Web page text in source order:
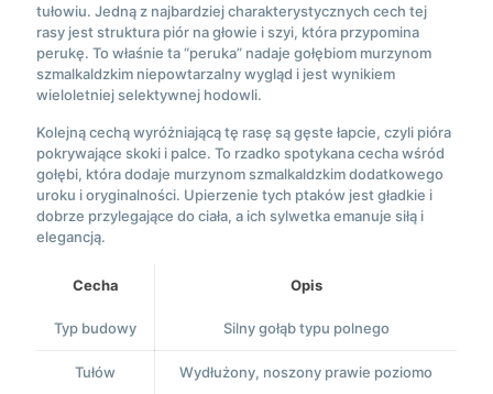
tułowiu. Jedną z najbardziej charakterystycznych cech tej
rasy jest struktura piór na głowie i szyi, która przypomina
perukę. To właśnie ta “peruka” nadaje gołębiom murzynom
szmalkaldzkim niepowtarzalny wygląd i jest wynikiem
wieloletniej selektywnej hodowli.
Kolejną cechą wyróżniającą tę rasę są gęste łapcie, czyli pióra
pokrywające skoki i palce. To rzadko spotykana cecha wśród
gołębi, która dodaje murzynom szmalkaldzkim dodatkowego
uroku i oryginalności. Upierzenie tych ptaków jest gładkie i
dobrze przylegające do ciała, a ich sylwetka emanuje siłą i
elegancją.
Cecha Opis
Typ budowy Silny gołąb typu polnego
Tułów Wydłużony, noszony prawie poziomo